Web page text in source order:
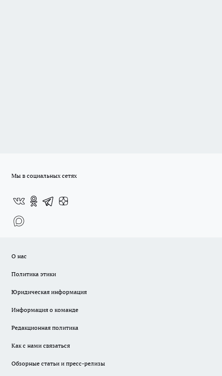
Мы в социальных сетях
О нас
Политика этики
Юридическая информация
Информация о команде
Редакционная политика
Как с нами связаться
Обзорные статьи и пресс-релизы